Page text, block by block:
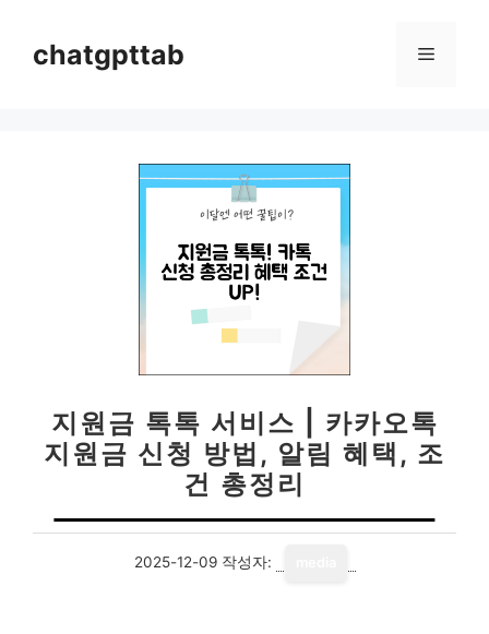
chatgpttab 메
지원금 톡톡 서비스 | 카카오톡
지원금 신청 방법, 알림 혜택, 조
건 총정리
2025-12-09 작성자: